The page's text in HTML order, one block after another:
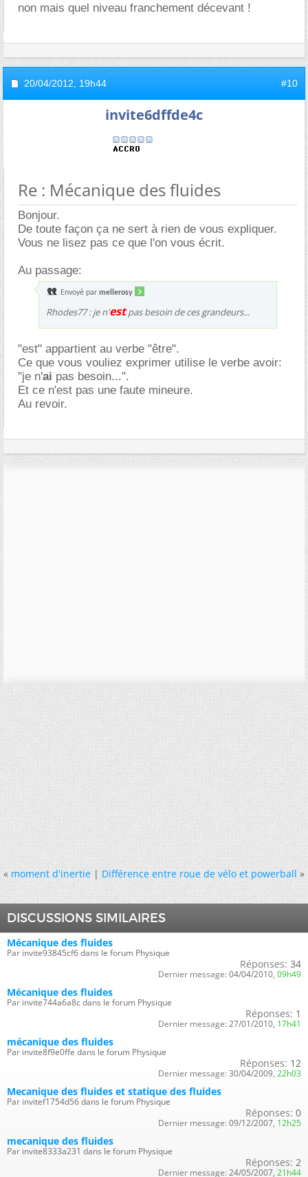
non mais quel niveau franchement décevant !
20/04/2012, 19h44 #10
invite6dffde4c
Re : Mécanique des fluides
Bonjour.
De toute façon ça ne sert à rien de vous expliquer.
Vous ne lisez pas ce que l'on vous écrit.
Au passage:
Envoyé par mellerosy
Rhodes77 : je n'estpas besoin de ces grandeurs...
"est" appartient au verbe "être".
Ce que vous vouliez exprimer utilise le verbe avoir:
"je n'ai pas besoin...".
Et ce n'est pas une faute mineure.
Au revoir.
« moment d'inertie|Différence entre roue de vélo et powerball »
DISCUSSIONS SIMILAIRES
Mécanique des fluides
Par invite93845cf6 dans le forum Physique
Réponses: 34
Dernier message: 04/04/2010, 09h49
Mécanique des fluides
Par invite744a6a8c dans le forum Physique
Réponses: 1
Dernier message: 27/01/2010, 17h41
mécanique des fluides
Par invite8f9e0ffe dans le forum Physique
Réponses: 12
Dernier message: 30/04/2009, 22h03
Mecanique des fluides et statique des fluides
Par invitef1754d56 dans le forum Physique
Réponses: 0
Dernier message: 09/12/2007, 12h25
mecanique des fluides
Par invite8333a231 dans le forum Physique
Réponses: 2
Dernier message: 24/05/2007, 21h44